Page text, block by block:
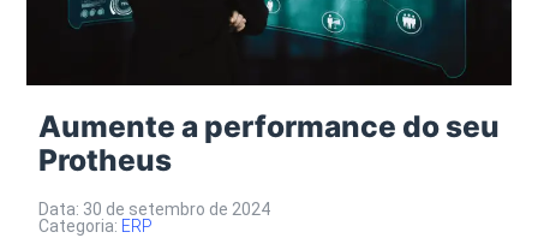
Aumente a performance do seu
Protheus
Data: 30 de setembro de 2024
Categoria: ERP